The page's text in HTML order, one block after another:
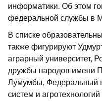
информатики. Об этом
федеральной службы в
В списке
также фигурируют
аграрный университет,
дружбы народов имени
Лумумбы, Федеральный
систем и